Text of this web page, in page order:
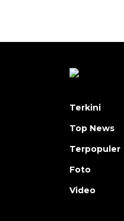
Terkini
Top News
Terpopuler
Foto
Video